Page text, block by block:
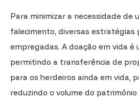
Para minimizar a necessidade de
falecimento, diversas estratégias
empregadas. A doação em vida é
permitindo a transferência de
para os herdeiros ainda em vida,
reduzindo o volume do